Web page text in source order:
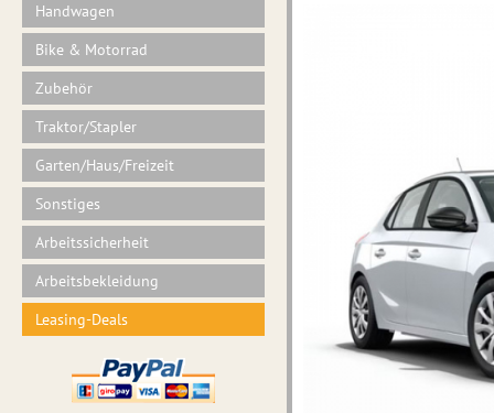
Handwagen
Bike & Motorrad
Zubehör
Traktor/Stapler
Garten/Haus/Freizeit
Sonstiges
Arbeitssicherheit
Arbeitsbekleidung
Leasing-Deals